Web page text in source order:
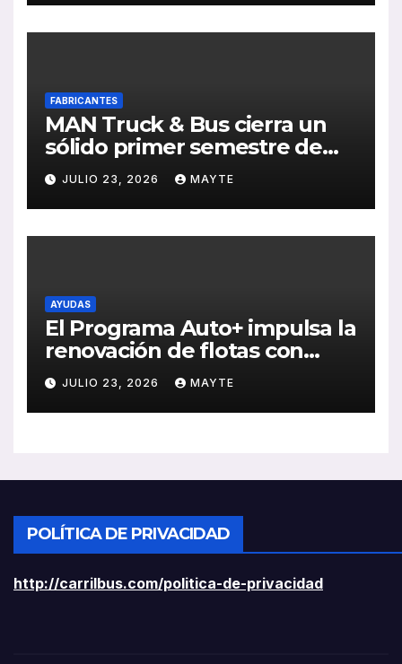
FABRICANTES
MAN Truck & Bus cierra un
sólido primer semestre de
2026 con crecimiento en
ventas, pedidos y
rentabilidad
JULIO 23, 2026 MAYTE
AYUDAS
El Programa Auto+ impulsa la
renovación de flotas con
ayudas a vehículos eléctricos
ligeros
JULIO 23, 2026 MAYTE
POLÍTICA DE PRIVACIDAD
http://carrilbus.com/politica-de-privacidad